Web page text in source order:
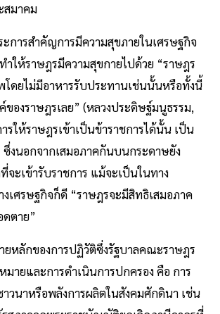
สมาคม
การสำคัญการมีความสุขภายในเศรษฐกิจ
ำให้ราษฎรมีความสุขกายไปด้วย “ราษฎร
โดยไม่มีอาหารรับประทานเช่นนั้นหรือทั้งนี้
ของราษฎรเลย” (หลวงประดิษฐ์มนูธรรม,
รให้ราษฎรเข้าเป็นข้าราชการได้นั้น เป็น
ซึ่งนอกจากเสมอภาคกันบนกระดาษยัง
จะเข้ารับราชการ แม้จะเป็นในทาง
เศรษฐกิจก็ดี “ราษฎรจะมีสิทธิเสมอภาค
ตาย”
ยหลักของการปฏิวัติซึ่งรัฐบาลคณะราษฎร
ายและการดำเนินการปกครอง คือ การ
วนาหรือพลังการผลิตในสังคมศักดินา เช่น